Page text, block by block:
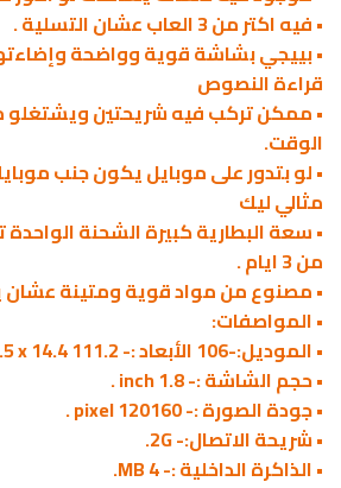
• فيه اكتر من 3 العاب عشان التسلية .
• بييجي بشاشة قوية وواضحة
قراءة النصوص
• ممكن تركب فيه شريحتين
الوقت.
• لو بتدور على موبايل يكون جنب
مثالي ليك
• سعة البطارية كبيرة الشحنة
من 3 ايام .
• مصنوع من مواد قوية ومتينة
• المواصفات:
• الموديل:-106 الأبعاد :- 111.2 x 49.5 x 14.4 ملم
• حجم الشاشة :- 1.8 inch .
• جودة الصورة :- 120160 pixel .
• شريحة الاتصال:- 2G.
• الذاكرة الداخلية :- 4 MB.